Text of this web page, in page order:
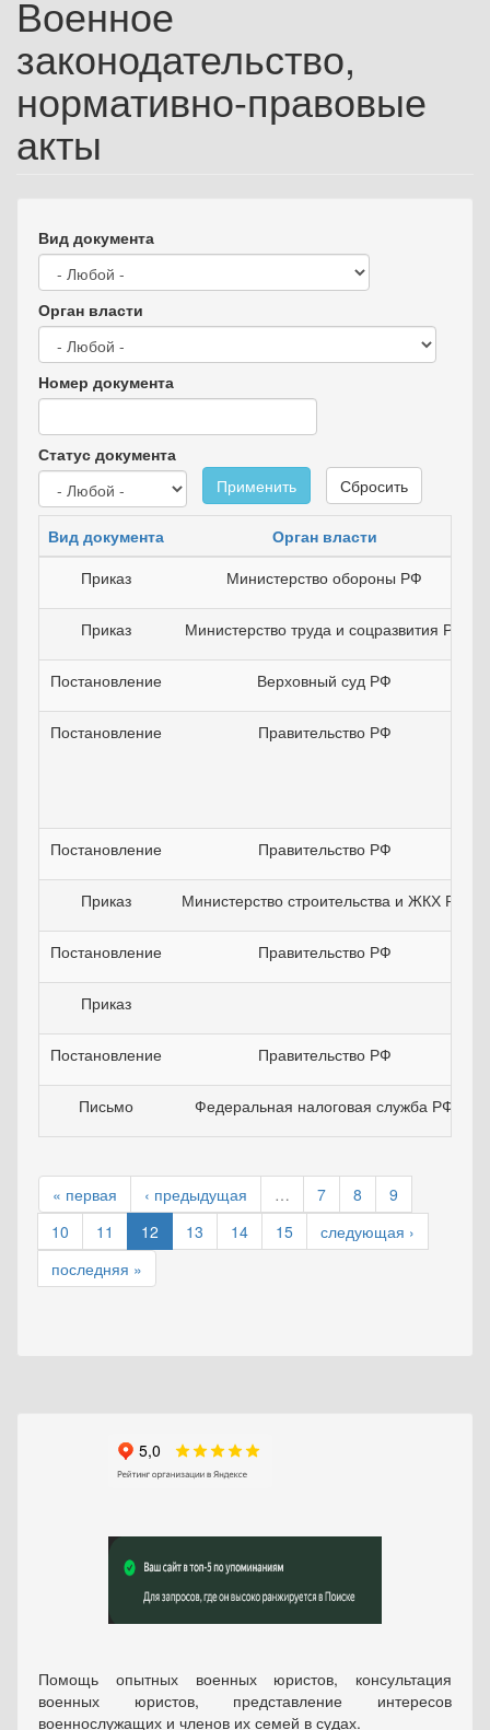
Военное
законодательство,
нормативно-правовые
акты
Вид документа
Орган власти
Номер документа
Статус документа
Применить
Сбросить
Вид документа Орган власти
Приказ
Министерство обороны РФ
Приказ Министерство труда и соцразвития РФ
Постановление Верховный суд РФ
Постановление Правительство РФ
Постановление Правительство РФ
Приказ Министерство строительства и ЖКХ РФ
Постановление Правительство РФ
Приказ
Постановление Правительство РФ
Письмо Федеральная налоговая служба РФ
« первая ‹ предыдущая … 7 8
9
10
11 12 13 14 15
следующая ›
последняя »
Помощь опытных военных юристов, консультация
военных юристов, представление интересов
военнослужащих и членов их семей в судах.